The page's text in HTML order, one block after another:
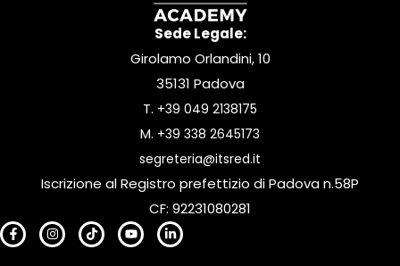
Sede Legale:
Girolamo Orlandini, 10
35131 Padova
T. +39 049 2138175
M. +39 338 2645173
segreteria@itsred.it
Iscrizione al Registro prefettizio di Padova n.58P
CF: 92231080281